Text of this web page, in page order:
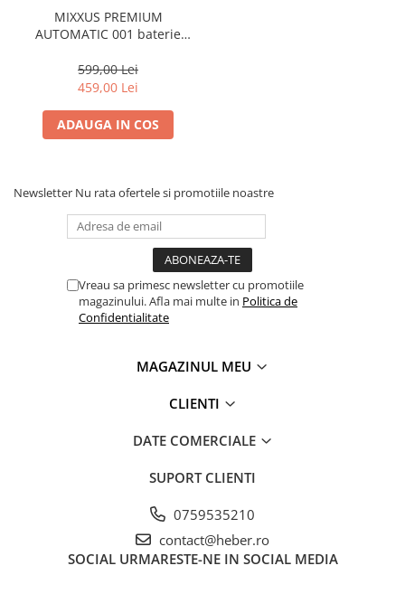
MIXXUS PREMIUM
AUTOMATIC 001 baterie
599,00 Lei
459,00 Lei
ADAUGA IN COS
Newsletter Nu rata ofertele si promotiile noastre
Vreau sa primesc newsletter cu promotiile
magazinului. Afla mai multe in Politica de
Confidentialitate
MAGAZINUL MEU
CLIENTI
DATE COMERCIALE
SUPORT CLIENTI
0759535210
contact@heber.ro
SOCIAL URMARESTE-NE IN SOCIAL MEDIA